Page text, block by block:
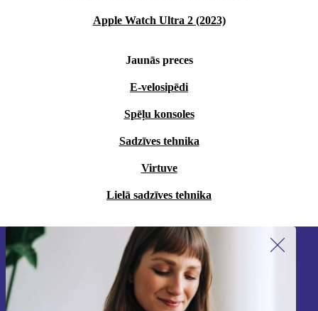
Apple Watch Ultra 2 (2023)
Jaunās preces
E-velosipēdi
Spēļu konsoles
Sadzīves tehnika
Virtuve
Lielā sadzīves tehnika
Piesakieties mūsu jaunumu
saņemšanai!
Nekad vairs nepalaidiet garām nevienu
piedāvājumu.